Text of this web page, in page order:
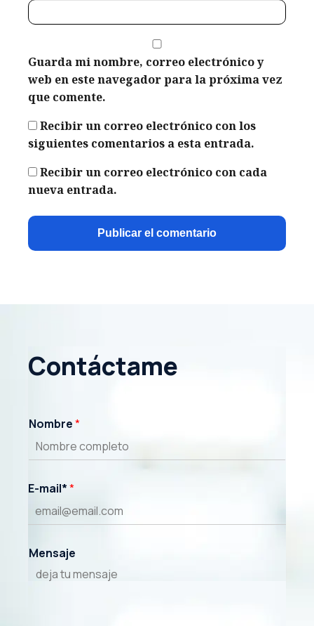
Guarda mi nombre, correo electrónico y
web en este navegador para la próxima vez
que comente.
Recibir un correo electrónico con los
siguientes comentarios a esta entrada.
Recibir un correo electrónico con cada
nueva entrada.
Contáctame
Nombre*
E-mail**
Mensaje